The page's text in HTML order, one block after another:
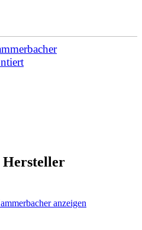
anzeigen